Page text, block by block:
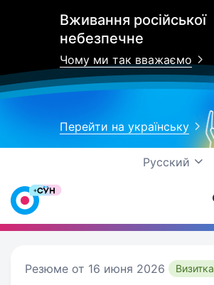
Вживання російської
небезпечне
Чому ми так вважаємо
Перейти на українську
Русский
Резюме от 16 июня 2026 Визитка